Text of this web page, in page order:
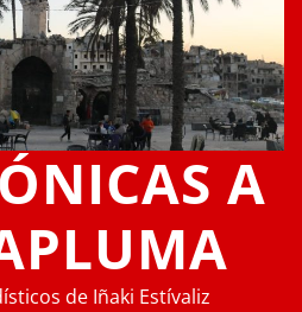
A
de Iñaki Estívaliz